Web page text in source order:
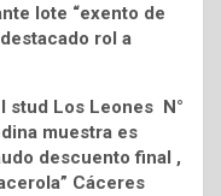
lote “exento de
rol a
stud Los Leones N°
muestra es
descuento final ,
Cáceres